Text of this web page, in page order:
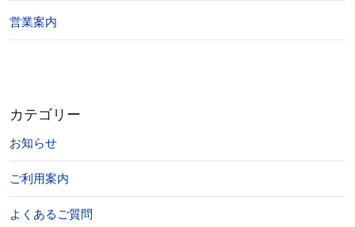
営業案内
カテゴリー
お知らせ
ご利用案内
よくあるご質問